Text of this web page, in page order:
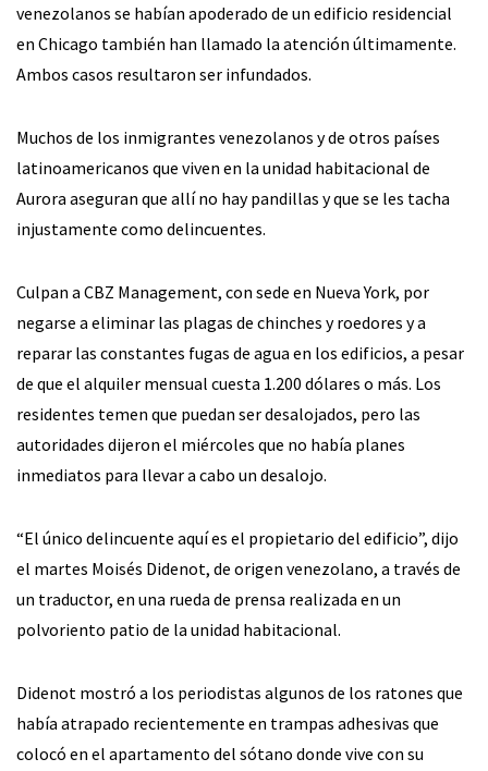
venezolanos se habían apoderado de un edificio residencial
en Chicago también han llamado la atención últimamente.
Ambos casos resultaron ser infundados.
Muchos de los inmigrantes venezolanos y de otros países
latinoamericanos que viven en la unidad habitacional de
Aurora aseguran que allí no hay pandillas y que se les tacha
injustamente como delincuentes.
Culpan a CBZ Management, con sede en Nueva York, por
negarse a eliminar las plagas de chinches y roedores y a
reparar las constantes fugas de agua en los edificios, a pesar
de que el alquiler mensual cuesta 1.200 dólares o más. Los
residentes temen que puedan ser desalojados, pero las
autoridades dijeron el miércoles que no había planes
inmediatos para llevar a cabo un desalojo.
“El único delincuente aquí es el propietario del edificio”, dijo
el martes Moisés Didenot, de origen venezolano, a través de
un traductor, en una rueda de prensa realizada en un
polvoriento patio de la unidad habitacional.
Didenot mostró a los periodistas algunos de los ratones que
había atrapado recientemente en trampas adhesivas que
colocó en el apartamento del sótano donde vive con su